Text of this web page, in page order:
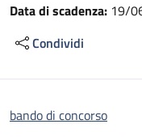
Data di scadenza: 19/
Condividi
bando di concorso